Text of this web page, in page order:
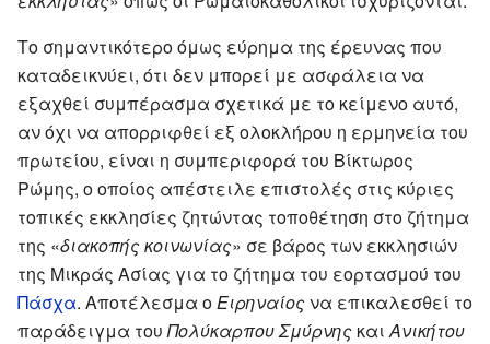
Το σημαντικότερο όμως εύρημα της έρευνας που
καταδεικνύει, ότι δεν μπορεί με ασφάλεια να
εξαχθεί συμπέρασμα σχετικά με το κείμενο αυτό,
αν όχι να απορριφθεί εξ ολοκλήρου η ερμηνεία του
πρωτείου, είναι η συμπεριφορά του Βίκτωρος
Ρώμης, ο οποίος απέστειλε επιστολές στις κύριες
τοπικές εκκλησίες ζητώντας τοποθέτηση στο ζήτημα
της «διακοπής κοινωνίας» σε βάρος των εκκλησιών
της Μικράς Ασίας για το ζήτημα του εορτασμού του
Πάσχα. Αποτέλεσμα ο Ειρηναίοςνα επικαλεσθεί το
παράδειγμα του Πολύκαρπου Σμύρνης και Ανικήτου